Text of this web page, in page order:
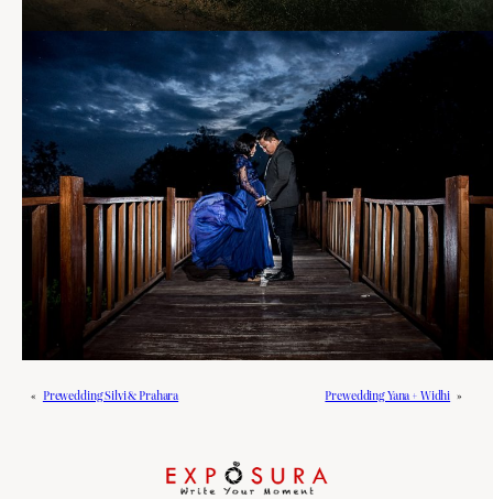
« Prewedding Silvi & Prahara Prewedding Yana + Widhi »